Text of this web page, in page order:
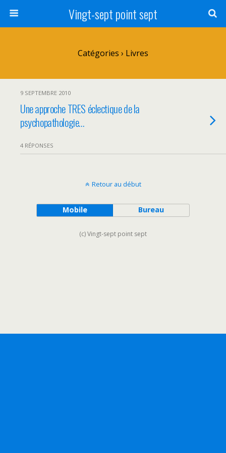
Vingt-sept point sept
Catégories › Livres
9 SEPTEMBRE 2010
Une approche TRES éclectique de la
psychopathologie…
4 RÉPONSES
Retour au début
Mobile Bureau
(c) Vingt-sept point sept